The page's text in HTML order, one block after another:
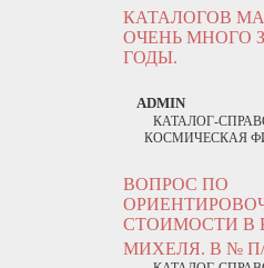
КАТАЛОГОВ
ОЧЕНЬ МНОГО
ГОДЫ.
ADMIN
КАТАЛОГ-
КОСМИЧЕСКАЯ
ВОПРОС ПО
СТОИМОСТИ В
МИХЕЛЯ. В №